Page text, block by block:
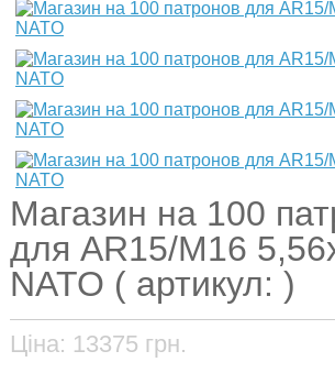
Магазин на 100
для AR15/M16
NATO ( артикул: )
Ціна: 13375 грн.